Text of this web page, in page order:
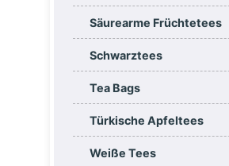
Säurearme Früchtetees
Schwarztees
Tea Bags
Türkische Apfeltees
Weiße Tees